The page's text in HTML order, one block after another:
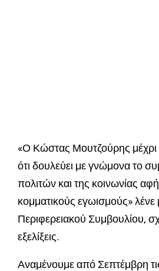
«Ο Κώστας Μουτζούρης μέχρι
ότι δουλεύει με γνώμονα το
πολιτών και της κοινωνίας
κομματικούς εγωισμούς» λένε
Περιφερειακού Συμβουλίου,
εξελίξεις.
Αναμένουμε από Σεπτέμβρη τις